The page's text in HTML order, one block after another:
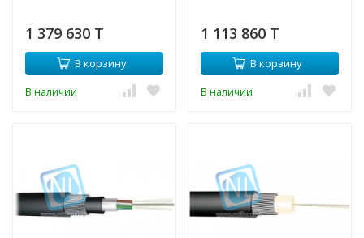
1 379 630 T
В корзину
В наличии
1 113 860 T
В корзину
В наличии